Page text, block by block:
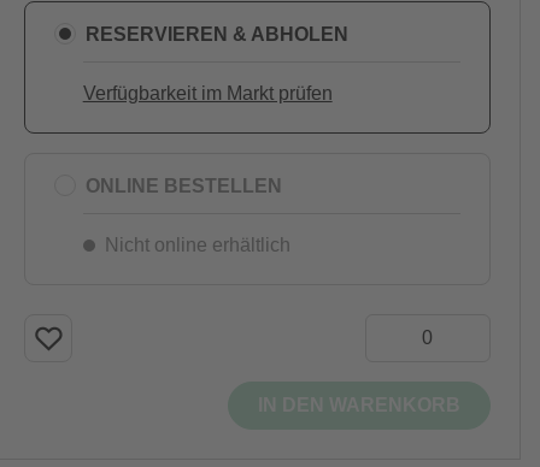
RESERVIEREN & ABHOLEN
Verfügbarkeit im Markt prüfen
ONLINE BESTELLEN
Nicht online erhältlich